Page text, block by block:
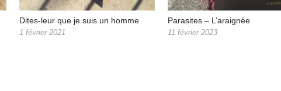
Dites-leur que je suis un homme
1 février 2021
Parasites – L’araignée
11 février 2023